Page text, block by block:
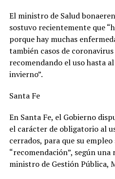
El ministro de Salud
sostuvo recientemente que
porque hay muchas
también casos de
recomendando el uso hasta
invierno”.
Santa Fe
En Santa Fe, el Gobierno
el carácter de obligatorio al
cerrados, para que su empleo
“recomendación”, según
ministro de Gestión Pública,